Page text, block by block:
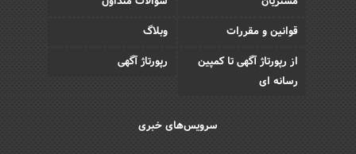
قوانین و مقررات
وبلاگ
از رپورتاژ آگهی تا کمپین
رسانه ای
رپورتاژ آگهی
سرویس‌های خبری